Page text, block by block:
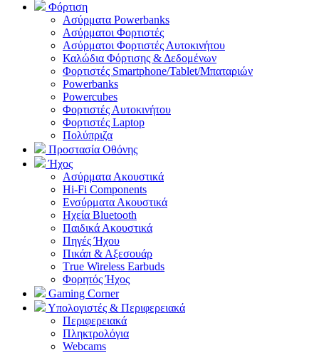
Φόρτιση
Ασύρματα Powerbanks
Aσύρματοι Φορτιστές
Ασύρματοι Φορτιστές Αυτοκινήτου
Καλώδια Φόρτισης & Δεδομένων
Φορτιστές Smartphone/Tablet/Μπαταριών
Powerbanks
Powercubes
Φορτιστές Αυτοκινήτου
Φορτιστές Laptop
Πολύπριζα
Προστασία Οθόνης
Ήχος
Ασύρματα Ακουστικά
Hi-Fi Components
Ενσύρματα Ακουστικά
Ηχεία Bluetooth
Παιδικά Ακουστικά
Πηγές Ήχου
Πικάπ & Αξεσουάρ
Τrue Wireless Earbuds
Φορητός Ήχος
Gaming Corner
Υπολογιστές & Περιφερειακά
Περιφερειακά
Πληκτρολόγια
Webcams